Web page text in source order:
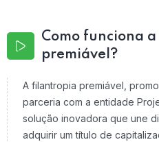
Como funciona
premiável?
A filantropia premiável,
parceria com a entidade
solução inovadora que une
adquirir um título de